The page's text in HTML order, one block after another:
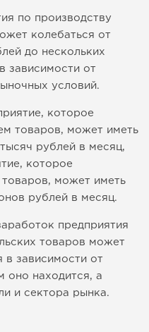
по производству
колебаться от
до нескольких
зависимости от
условий.
которое
товаров, может иметь
рублей в месяц,
которое
может иметь
рублей в месяц.
предприятия
товаров может
в зависимости от
оно находится, а
и сектора рынка.